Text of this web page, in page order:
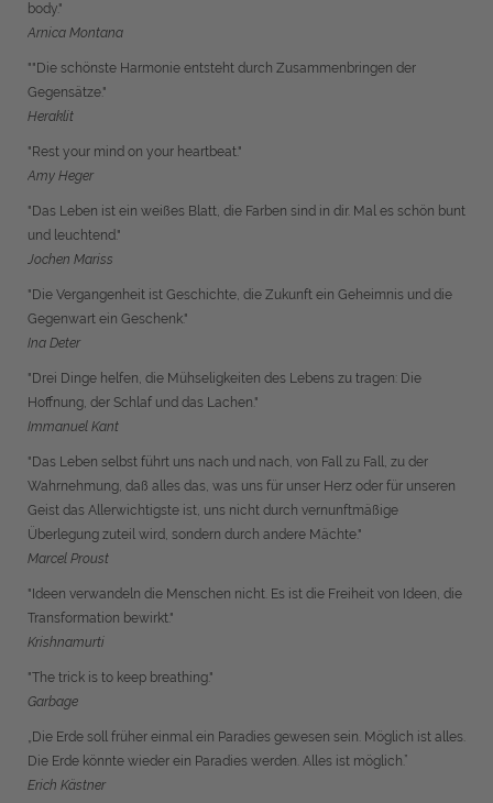
body."
Arnica Montana
""Die schönste Harmonie entsteht durch Zusammenbringen der
Gegensätze."
Heraklit
"Rest your mind on your heartbeat."
Amy Heger
"Das Leben ist ein weißes Blatt, die Farben sind in dir. Mal es schön bunt
und leuchtend."
Jochen Mariss
"Die Vergangenheit ist Geschichte, die Zukunft ein Geheimnis und die
Gegenwart ein Geschenk."
Ina Deter
"Drei Dinge helfen, die Mühseligkeiten des Lebens zu tragen: Die
Hoffnung, der Schlaf und das Lachen."
Immanuel Kant
"Das Leben selbst führt uns nach und nach, von Fall zu Fall, zu der
Wahrnehmung, daß alles das, was uns für unser Herz oder für unseren
Geist das Allerwichtigste ist, uns nicht durch vernunftmäßige
Überlegung zuteil wird, sondern durch andere Mächte."
Marcel Proust
"Ideen verwandeln die Menschen nicht. Es ist die Freiheit von Ideen, die
Transformation bewirkt."
Krishnamurti
"The trick is to keep breathing."
Garbage
„Die Erde soll früher einmal ein Paradies gewesen sein. Möglich ist alles.
Die Erde könnte wieder ein Paradies werden. Alles ist möglich.”
Erich Kästner